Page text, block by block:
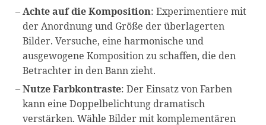
Achte auf die Komposition: Experimentiere mit
der Anordnung und Größe der überlagerten
Bilder. Versuche, eine harmonische und
ausgewogene Komposition zu schaffen, die den
Betrachter in den Bann zieht.
Nutze Farbkontraste: Der Einsatz von Farben
kann eine Doppelbelichtung dramatisch
verstärken. Wähle Bilder mit komplementären